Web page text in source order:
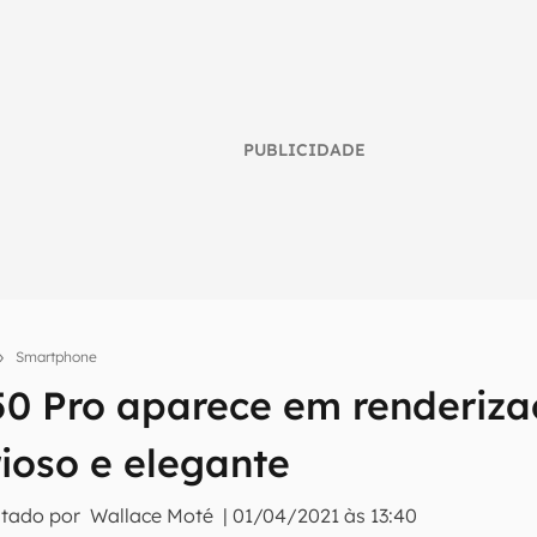
PUBLICIDADE
Smartphone
Pro aparece em
e elegante
por Wallace Moté |01/04/2021 às 13:40
inteligente do mundo tech!
do Canaltech e receba notícias e reviews sobre tecnologia